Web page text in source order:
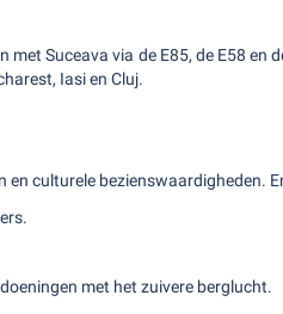
Suceava via de E85, de E58 en
Iasi en Cluj.
culturele bezienswaardigheden.
met het zuivere berglucht.